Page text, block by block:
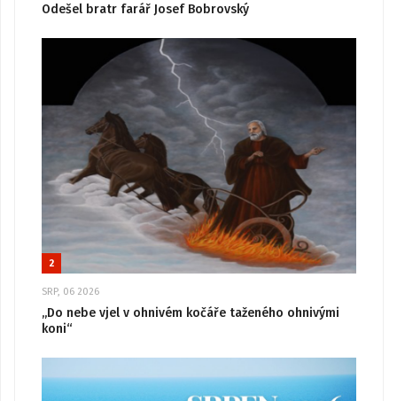
Odešel bratr farář Josef Bobrovský
2
SRP, 06 2026
„Do nebe vjel v ohnivém kočáře taženého ohnivými
koni“